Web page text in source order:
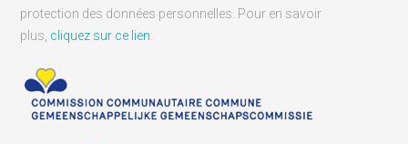
protection des données personnelles. Pour en savoir
plus, cliquez sur ce lien